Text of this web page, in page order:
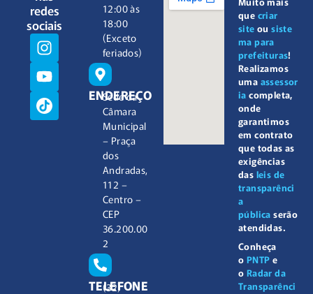
redes
sociais
12:00 às
18:00
(Exceto
feriados)
ENDEREÇO
Sede da
Câmara
Municipal
– Praça
dos
Andradas,
112 –
Centro –
CEP
36.200.00
2
TELEFONE
(32)
que criar
site ousiste
ma para
prefeituras!
Realizamos
uma assessor
ia completa,
onde
garantimos
em contrato
que todas as
exigências
das leis de
transparênci
a
pública serão
atendidas.
Conheça
o PNTP e
o Radar da
Transparênci